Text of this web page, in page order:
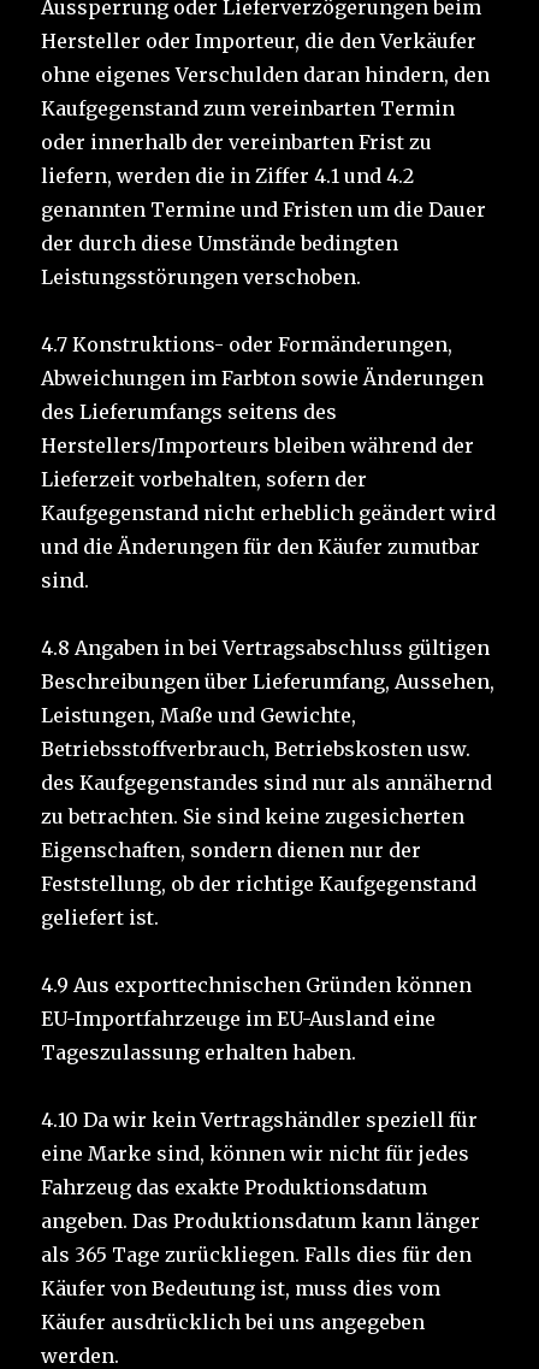
Aussperrung oder Lieferverzögerungen beim
Hersteller oder Importeur, die den Verkäufer
ohne eigenes Verschulden daran hindern, den
Kaufgegenstand zum vereinbarten Termin
oder innerhalb der vereinbarten Frist zu
liefern, werden die in Ziffer 4.1 und 4.2
genannten Termine und Fristen um die Dauer
der durch diese Umstände bedingten
Leistungsstörungen verschoben.
4.7 Konstruktions- oder Formänderungen,
Abweichungen im Farbton sowie Änderungen
des Lieferumfangs seitens des
Herstellers/Importeurs bleiben während der
Lieferzeit vorbehalten, sofern der
Kaufgegenstand nicht erheblich geändert wird
und die Änderungen für den Käufer zumutbar
sind.
4.8 Angaben in bei Vertragsabschluss gültigen
Beschreibungen über Lieferumfang, Aussehen,
Leistungen, Maße und Gewichte,
Betriebsstoffverbrauch, Betriebskosten usw.
des Kaufgegenstandes sind nur als annähernd
zu betrachten. Sie sind keine zugesicherten
Eigenschaften, sondern dienen nur der
Feststellung, ob der richtige Kaufgegenstand
geliefert ist.
4.9 Aus exporttechnischen Gründen können
EU-Importfahrzeuge im EU-Ausland eine
Tageszulassung erhalten haben.
4.10 Da wir kein Vertragshändler speziell für
eine Marke sind, können wir nicht für jedes
Fahrzeug das exakte Produktionsdatum
angeben. Das Produktionsdatum kann länger
als 365 Tage zurückliegen. Falls dies für den
Käufer von Bedeutung ist, muss dies vom
Käufer ausdrücklich bei uns angegeben
werden.